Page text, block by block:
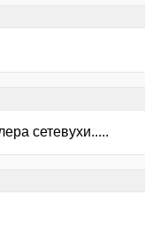
сетевухи.....